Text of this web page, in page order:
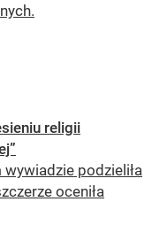
religii
wywiadzie podzieliła
oceniła